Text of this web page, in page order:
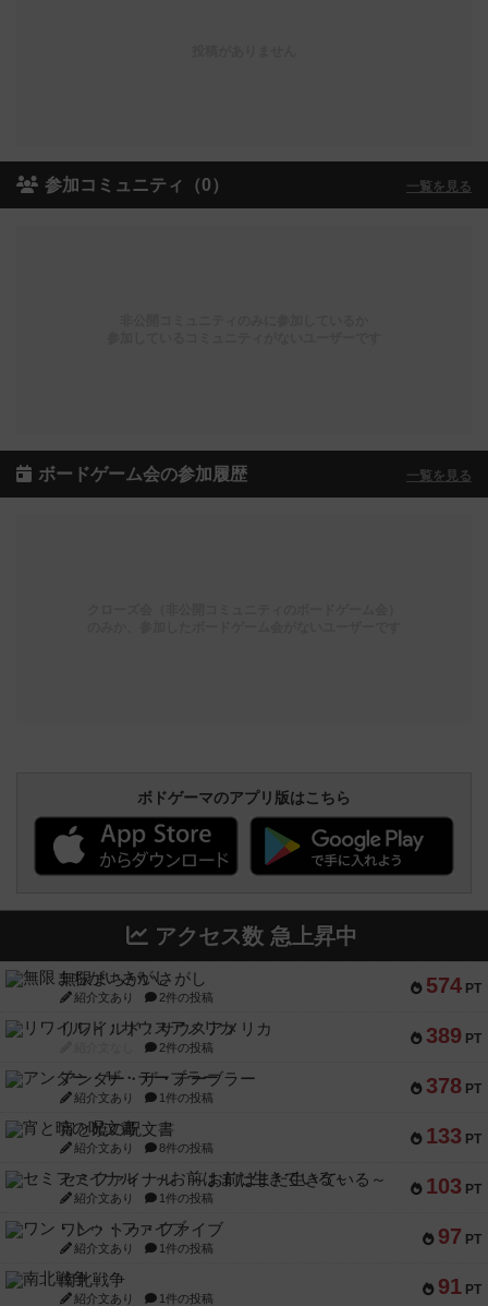
参加コミュニティ（0） 一覧を見る
ボードゲーム会の参加履歴 一覧を見る
ボドゲーマのアプリ版はこちら
アクセス数 急上昇中
574 PT
無限まちがいさがし
紹介文あり 2件の投稿
389 PT
リワイルド：サウスアメリカ
2件の投稿
378 PT
アンダー・ザ・テーブラー
紹介文あり 1件の投稿
133 PT
宵と暁の呪文書
紹介文あり 8件の投稿
103 PT
セミファイナル ～お前はまだ生きている～
紹介文あり 1件の投稿
97 PT
ワン・トゥ・ファイブ
紹介文あり 1件の投稿
91 PT
南北戦争
紹介文あり 1件の投稿